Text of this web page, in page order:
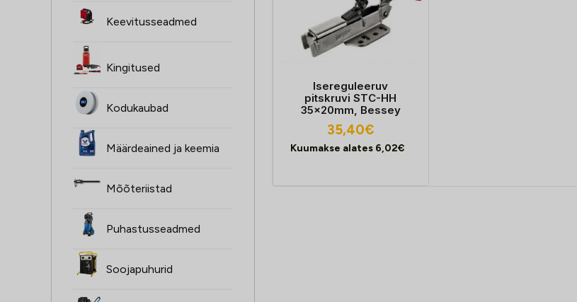
Keevitusseadmed
Kingitused
Kodukaubad
Määrdeained ja keemia
Mõõteriistad
Puhastusseadmed
Soojapuhurid
Isereguleeruv
pitskruvi STC-HH
35x20mm, Bessey
35,40€
Kuumakse alates 6,02€